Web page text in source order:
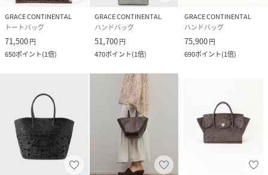
GRACE CONTINENTAL
トートバッグ
71,500円
650ポイント(1倍)
GRACE CONTINENTAL
ハンドバッグ
51,700円
470ポイント(1倍)
GRACE CONTINENTAL
ハンドバッグ
75,900円
690ポイント(1倍)